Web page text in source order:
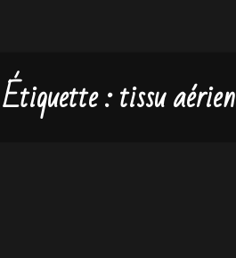
Étiquette :tissu aérien